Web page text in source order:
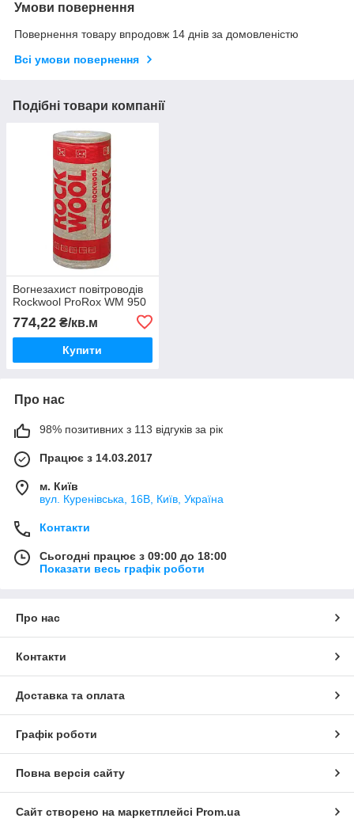
Умови повернення
Повернення товару впродовж 14 днів за домовленістю
Всі умови повернення
Подібні товари компанії
Вогнезахист повітроводів
Rockwool ProRox WM 950
774,22 ₴/кв.м
Купити
Про нас
98% позитивних з 113 відгуків за рік
Працює з 14.03.2017
м. Київ
вул. Куренівська, 16В, Київ, Україна
Контакти
Сьогодні працює з 09:00 до 18:00
Показати весь графік роботи
Про нас
Контакти
Доставка та оплата
Графік роботи
Повна версія сайту
Сайт створено на маркетплейсі Prom.ua